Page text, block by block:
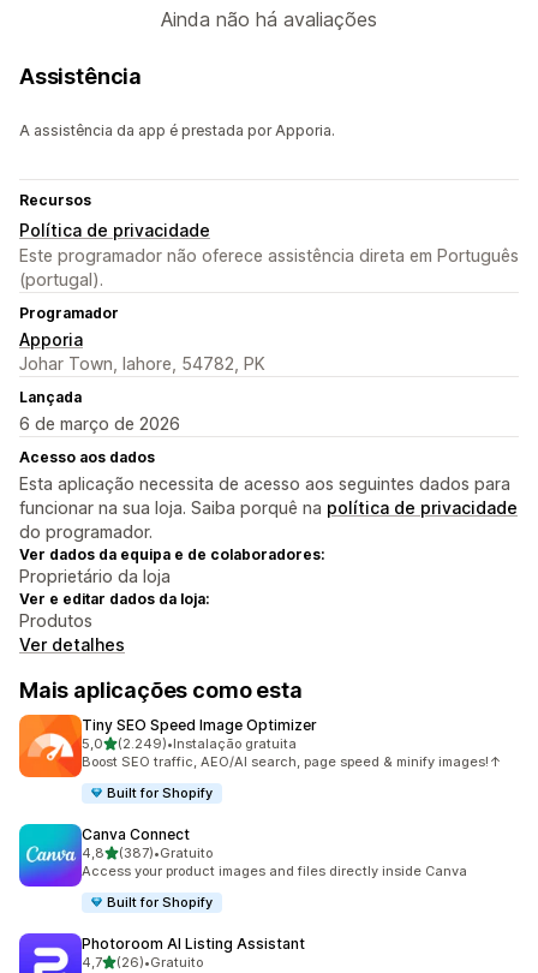
Ainda não há avaliações
Assistência
A assistência da app é prestada por Apporia.
Recursos
Política de privacidade
Este programador não oferece assistência direta em Português
(portugal).
Programador
Apporia
Johar Town, lahore, 54782, PK
Lançada
6 de março de 2026
Acesso aos dados
Esta aplicação necessita de acesso aos seguintes dados para
funcionar na sua loja. Saiba porquê na política de privacidade
do programador.
Ver dados da equipa e de colaboradores:
Proprietário da loja
Ver e editar dados da loja:
Produtos
Ver detalhes
Mais aplicações como esta
Tiny SEO Speed Image Optimizer
5,0de 5 estrelas
(2.249)
2249 total de avaliações
•Instalação gratuita
Boost SEO traffic, AEO/AI search, page speed & minify images!↑
Built for Shopify
Canva Connect
4,8de 5 estrelas
(387)
387 total de avaliações
•Gratuito
Access your product images and files directly inside Canva
Built for Shopify
Photoroom AI Listing Assistant
4,7de 5 estrelas
(26)•Gratuito